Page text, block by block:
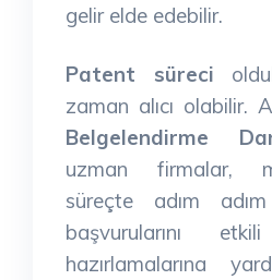
gelir elde edebilir.
Patent süreci
zaman alıcı olabilir.
Belgelendirme
uzman firmalar,
süreçte adım
başvurularını
hazırlamalarına